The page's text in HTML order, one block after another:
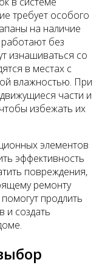
требует особого
на наличие
без
изнашиваться со
в местах с
влажностью. При
части и
избежать их
элементов
эффективность
повреждения,
ремонту
продлить
и создать